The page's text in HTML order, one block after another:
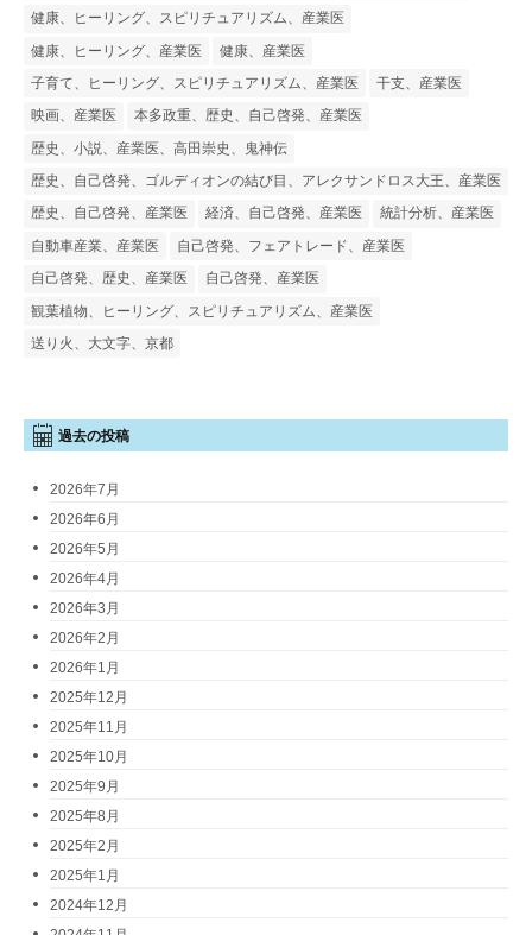
健康、ヒーリング、スピリチュアリズム、産業医
健康、ヒーリング、産業医
健康、産業医
子育て、ヒーリング、スピリチュアリズム、産業医
干支、産業医
映画、産業医
本多政重、歴史、自己啓発、産業医
歴史、小説、産業医、高田崇史、鬼神伝
歴史、自己啓発、ゴルディオンの結び目、アレクサンドロス大王、産業医
歴史、自己啓発、産業医
経済、自己啓発、産業医
統計分析、産業医
自動車産業、産業医
自己啓発、フェアトレード、産業医
自己啓発、歴史、産業医
自己啓発、産業医
観葉植物、ヒーリング、スピリチュアリズム、産業医
送り火、大文字、京都
過去の投稿
2026年7月
2026年6月
2026年5月
2026年4月
2026年3月
2026年2月
2026年1月
2025年12月
2025年11月
2025年10月
2025年9月
2025年8月
2025年2月
2025年1月
2024年12月